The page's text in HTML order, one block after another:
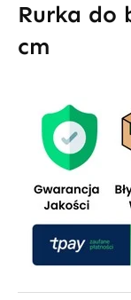
Rurka do
cm